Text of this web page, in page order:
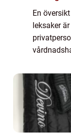
En
leksaker
medan
köpa ...